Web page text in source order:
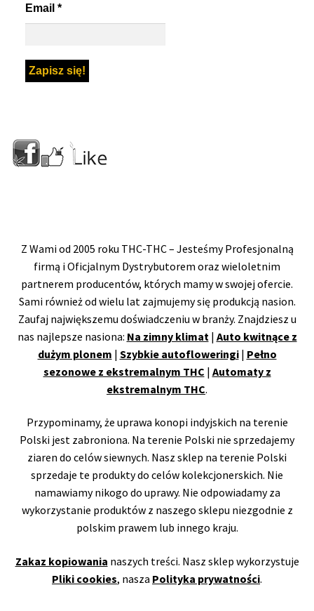
Email *
Z Wami od 2005 roku THC-THC – Jesteśmy Profesjonalną
firmą i Oficjalnym Dystrybutorem oraz wieloletnim
partnerem producentów, których mamy w swojej ofercie.
Sami również od wielu lat zajmujemy się produkcją nasion.
Zaufaj największemu doświadczeniu w branży. Znajdziesz u
nas najlepsze nasiona: Na zimny klimat | Auto kwitnące z
dużym plonem | Szybkie autofloweringi| Pełno
sezonowe z ekstremalnym THC | Automaty z
ekstremalnym THC.
Przypominamy, że uprawa konopi indyjskich na terenie
Polski jest zabroniona. Na terenie Polski nie sprzedajemy
ziaren do celów siewnych. Nasz sklep na terenie Polski
sprzedaje te produkty do celów kolekcjonerskich. Nie
namawiamy nikogo do uprawy. Nie odpowiadamy za
wykorzystanie produktów z naszego sklepu niezgodnie z
polskim prawem lub innego kraju.
Zakaz kopiowania naszych treści. Nasz sklep wykorzystuje
Pliki cookies, nasza Polityka prywatności.